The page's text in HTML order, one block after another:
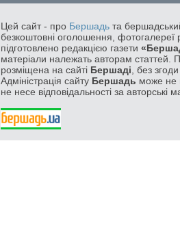
Цей сайт - про Бершадь та
безкоштовні оголошення, фотогалереї
підготовлено редакцією газети
матеріали належать авторам статтей.
розміщена на сайті Бершаді , без
Адміністрація сайту Бершадь може не
не несе відповідальності за авторські